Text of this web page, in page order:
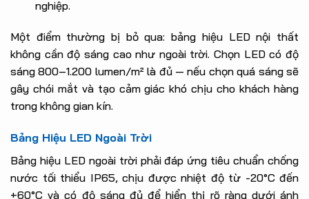
nghiệp.
Một điểm thường bị bỏ qua: bảng hiệu LED nội thất
không cần độ sáng cao như ngoài trời. Chọn LED có độ
sáng 800–1.200 lumen/m² là đủ — nếu chọn quá sáng sẽ
gây chói mắt và tạo cảm giác khó chịu cho khách hàng
trong không gian kín.
Bảng Hiệu LED Ngoài Trời
Bảng hiệu LED ngoài trời phải đáp ứng tiêu chuẩn chống
nước tối thiểu IP65, chịu được nhiệt độ từ -20°C đến
+60°C và có độ sáng đủ để hiển thị rõ ràng dưới ánh